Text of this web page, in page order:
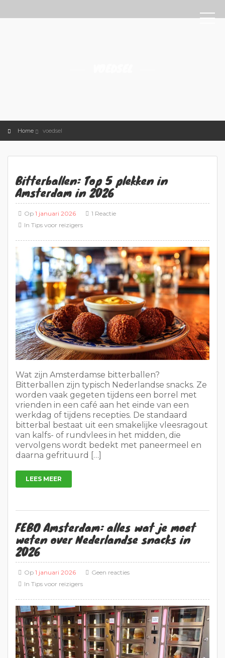
Home voedsel
Bitterballen: Top 5 plekken in
Amsterdam in 2026
Op 1 januari 2026
In Tips voor reizigers
1 Reactie
Wat zijn Amsterdamse bitterballen?
Bitterballen zijn typisch Nederlandse snacks. Ze
worden vaak gegeten tijdens een borrel met
vrienden in een café aan het einde van een
werkdag of tijdens recepties. De standaard
bitterbal bestaat uit een smakelijke vleesragout
van kalfs- of rundvlees in het midden, die
vervolgens wordt bedekt met paneermeel en
daarna gefrituurd […]
LEES MEER
FEBO Amsterdam: alles wat je moet
weten over Nederlandse snacks in
2026
Op 1 januari 2026
In Tips voor reizigers
Geen reacties